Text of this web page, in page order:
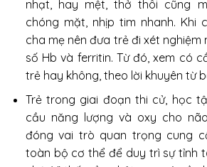
nhạt, hay mệt, thở thôi cũng
chóng mặt, nhịp tim nhanh. Khi
cha mẹ nên đưa trẻ đi xét nghiệm
số Hb và ferritin. Từ đó, xem có
trẻ hay không, theo lời khuyên từ
Trẻ trong giai đoạn thi cử, học
cầu năng lượng và oxy cho
đóng vai trò quan trọng cung
toàn bộ cơ thể để duy trì sự tỉnh